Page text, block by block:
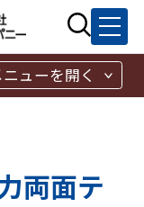
ニューを開く
両面テ